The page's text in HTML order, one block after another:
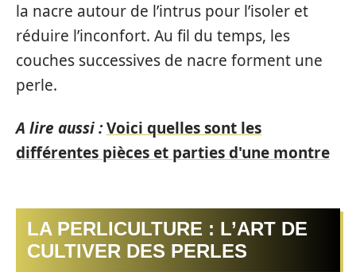
la nacre autour de l’intrus pour l’isoler et
réduire l’inconfort. Au fil du temps, les
couches successives de nacre forment une
perle.
A lire aussi :Voici quelles sont les
différentes pièces et parties d'une montre
LA PERLICULTURE : L’ART DE
CULTIVER DES PERLES